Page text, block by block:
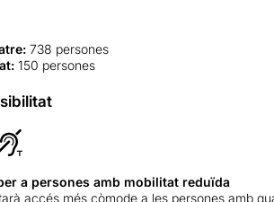
: 738 persones
: 150 persones
a persones amb mobilitat reduïda
accés més còmode a les persones amb